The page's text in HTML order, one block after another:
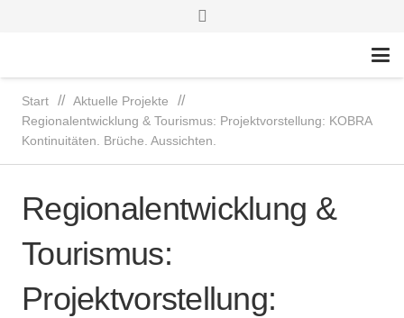
Start // Aktuelle Projekte //
Regionalentwicklung & Tourismus: Projektvorstellung: KOBRA
Kontinuitäten. Brüche. Aussichten.
Regionalentwicklung &
Tourismus:
Projektvorstellung: